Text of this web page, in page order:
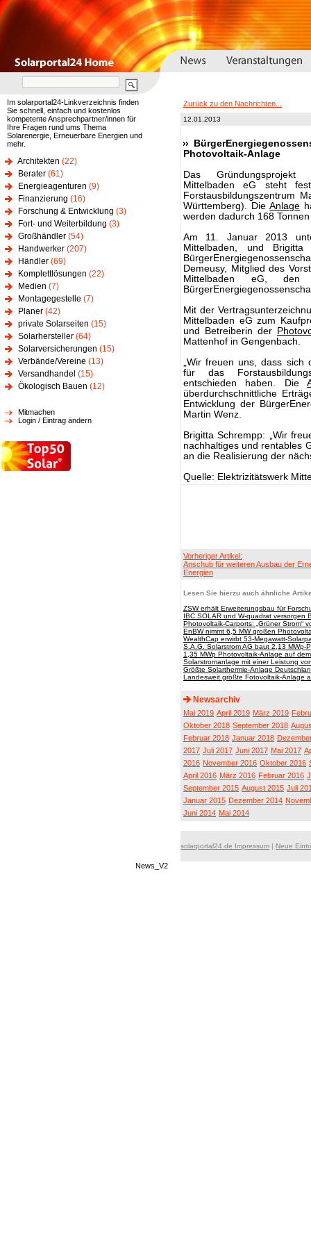
Im solarportal24-Linkverzeichnis finden
Sie schnell, einfach und kostenlos
kompetente Ansprechpartner/innen für
Ihre Fragen rund ums Thema
Solarenergie, Erneuerbare Energien und
mehr.
Architekten (22)
Berater (61)
Energieagenturen (9)
Finanzierung (16)
Forschung & Entwicklung (3)
Fort- und Weiterbildung (3)
Großhändler (54)
Handwerker (207)
Händler (69)
Komplettlösungen (22)
Medien (7)
Montagegestelle (7)
Planer (42)
private Solarseiten (15)
Solarhersteller (64)
Solarversicherungen (15)
Verbände/Vereine (13)
Versandhandel (15)
Ökologisch Bauen (12)
Mitmachen
Login / Eintrag ändern
Zurück zu den Nachrichten...
12.01.2013
Photovoltaik-Anlage
Das Gründungsprojekt
Mittelbaden eG steht
Forstausbildungszentrum
Württemberg). DieAnlage
werden dadurch 168
Am 11. Januar 2013
Mittelbaden, und
Demeusy, Mitglied des
Mittelbaden eG,
Mit der
Mittelbaden eG zum
und Betreiberin der
Mattenhof in Gengenbach.
„Wir freuen uns, dass sich
für das
entschieden haben. Die
überdurchschnittliche
Entwicklung der
Martin Wenz.
Brigitta Schrempp: „Wir
nachhaltiges und rentables
an die Realisierung der
Quelle: Elektrizitätswerk
Vorheriger Artikel:
Anschub für weiteren Ausbau der
Energien
Lesen Sie hierzu auch ähnliche
ZSW erhält Erweiterungsbau für
IBC SOLAR und W-quadrat versorgen
Photovoltaik-Carports: „Grüner Strom“
EnBW nimmt 6,5 MW großen
WealthCap erwirbt 53-Megawatt-
S.A.G. Solarstrom AG baut 2,13
1,35 MWp Photovoltaik-Anlage auf
Solarstromanlage mit einer Leistung
Größte Solarthermie-Anlage
Landesweit größte Fotovoltaik-Anlage
Newsarchiv
Mai 2019 April 2019 März 2019
Oktober 2018 September 2018
Februar 2018 Januar 2018
2017 Juli 2017 Juni 2017 Mai 2017
2016 November 2016 Oktober 2016
April 2016 März 2016 Februar 2016
September 2015 August 2015 Juli
Januar 2015 Dezember 2014
Juni 2014 Mai 2014
solarportal24.de Impressum | Neue
News_V2